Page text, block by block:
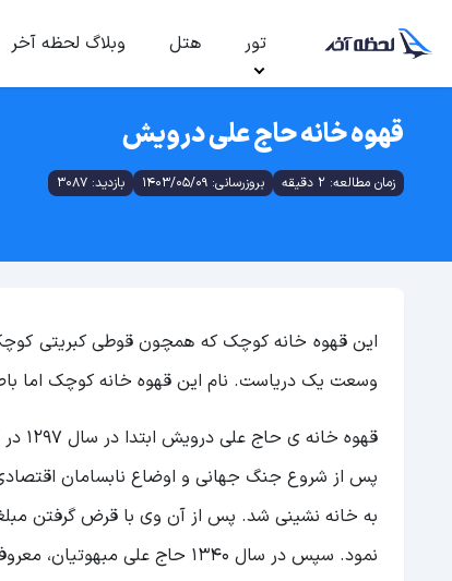
تور هتل وبلاگ لحظه آخر
قهوه خانه حاج علی درویش
زمان مطالعه: 2 دقیقه بروزرسانی: 1403/05/09 بازدید: 3087
این قهوه خانه کوچک که همچون قوطی کبریتی
وسعت یک دریاست. نام این قهوه خانه کوچک اما
قهوه خانه ی حاج علی درویش ابتدا در سال 1297 در بازار بزگ
پس از شروع جنگ جهانی و اوضاع نابسامان
به خانه نشینی شد. پس از آن وی با قرض گرفتن
نمود. سپس در سال 1340 حاج